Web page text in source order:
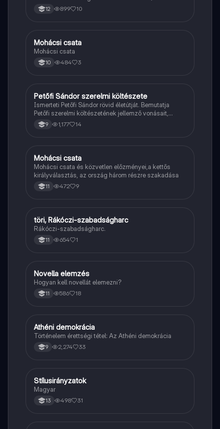
12 899 10
Magyar
Mohácsi csata
Mohácsi csata
10 484 3
Magyar
Petőfi Sándor szerelmi költészete
Ismerteti Petőfi Sándor rövid életútját. Bemutatja
Petőfi szerelmi költészetének jellemző vonásait,
vereseinek ihletőit és külön kitér a hitvesi
költészetére.
9 1,177 14
Töri
Mohácsi csata
Mohácsi csata és közvetlen előzményei,a kettős
királyválasztás, az ország három részre szakadása
11 472 9
Töri
töri, Rákóczi-szabadságharc
Rákóczi-szabadságharc.
11 654 1
Magyar
Novella elemzés
Hogyan kell novellát elemezni?
11 586 18
Töri
Athéni demokrácia
Történelem érettségi tétel: Az Athéni demokrácia
9 2,274 33
Magyar
Stílusirányzatok
Magyar
13 498 31